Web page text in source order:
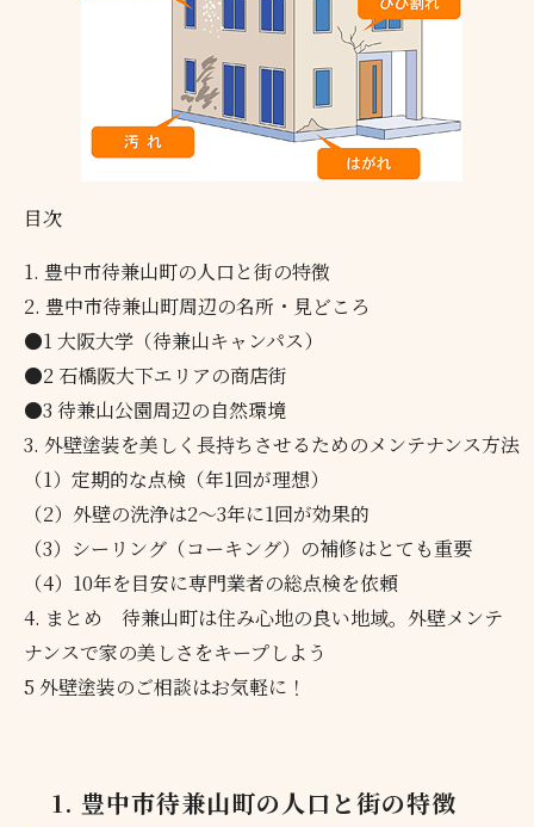
目次
1. 豊中市待兼山町の人口と街の特徴
2. 豊中市待兼山町周辺の名所・見どころ
●1 大阪大学（待兼山キャンパス）
●2 石橋阪大下エリアの商店街
●3 待兼山公園周辺の自然環境
3. 外壁塗装を美しく長持ちさせるためのメンテナンス方法
（1）定期的な点検（年1回が理想）
（2）外壁の洗浄は2〜3年に1回が効果的
（3）シーリング（コーキング）の補修はとても重要
（4）10年を目安に専門業者の総点検を依頼
4. まとめ 待兼山町は住み心地の良い地域。外壁メンテ
ナンスで家の美しさをキープしよう
5 外壁塗装のご相談はお気軽に！
1. 豊中市待兼山町の人口と街の特徴